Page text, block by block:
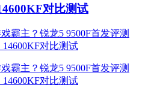
对比测试